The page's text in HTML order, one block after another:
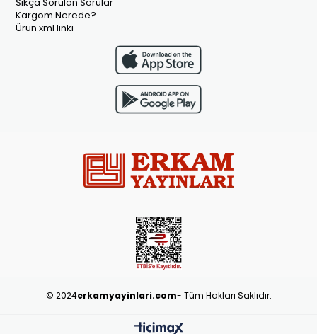
Kargom Nerede?
Ürün xml linki
© 2024erkamyayinlari.com- Tüm Hakları Saklıdır.